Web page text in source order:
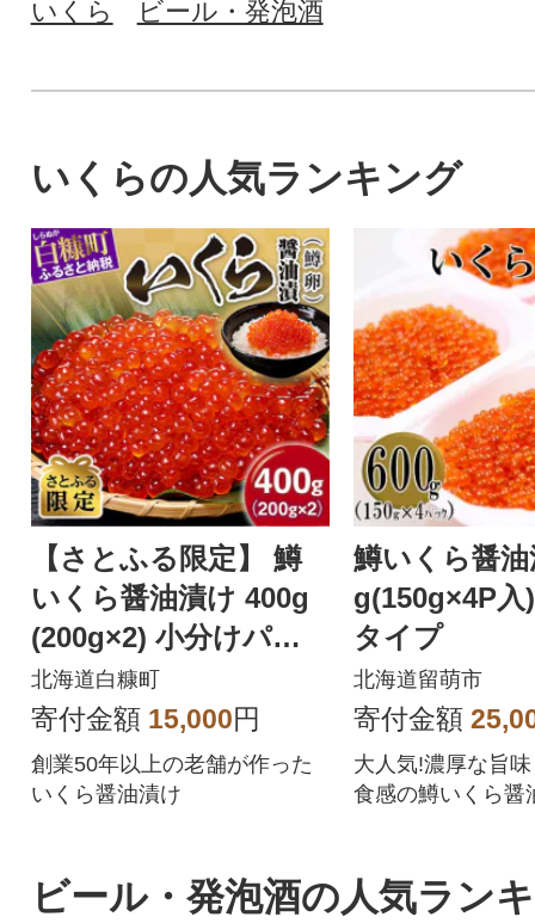
いくら ビール・発泡酒
いくらの人気ランキング
【さとふる限定】 鱒
いくら醤油漬け 400g
(200g×2) 小分けパッ
ク
北海道白糠町
寄付金額 15,000円
創業50年以上の老舗が作った
いくら醤油漬け
鱒いくら醤
g(150g×4P入
タイプ
北海道留萌市
寄付金額
大人気!濃厚な旨
食感の鱒いくら醤
ビール・発泡酒の人気ラン